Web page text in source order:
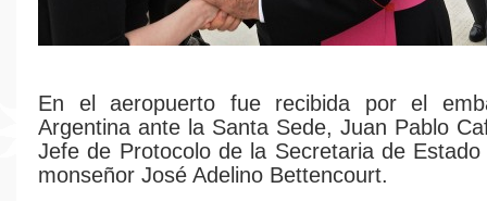
En el aeropuerto fue recibida por el
Argentina ante la Santa Sede, Juan Pablo
Jefe de Protocolo de la Secretaria de Estado
monseñor José Adelino Bettencourt.